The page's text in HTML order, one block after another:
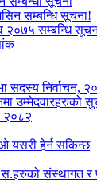
सम्बन्धि सूचना!
२०७५ सम्बन्धि
सदस्य निर्वाचन,
उम्मेदवारहरुको
२०८२
यसरी हेर्न सकिन्छ
संस्थागत